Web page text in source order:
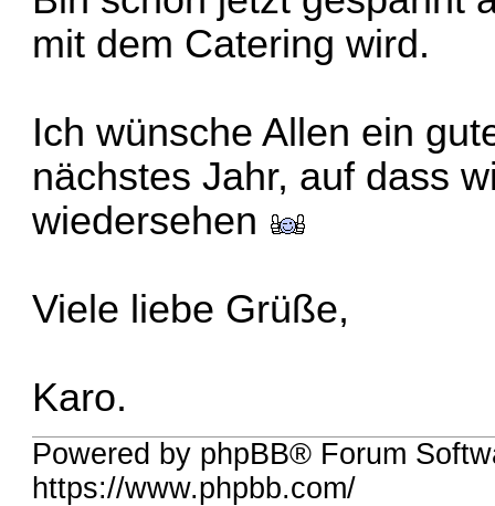
mit dem Catering wird.
Ich wünsche Allen ein
nächstes Jahr, auf dass
wiedersehen
Viele liebe Grüße,
Karo.
Powered by phpBB® Forum
https://www.phpbb.com/